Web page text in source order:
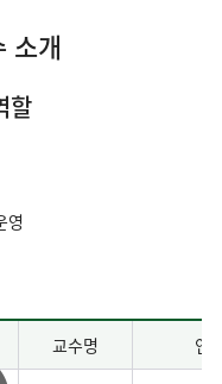
소개
할
영
교수명 연